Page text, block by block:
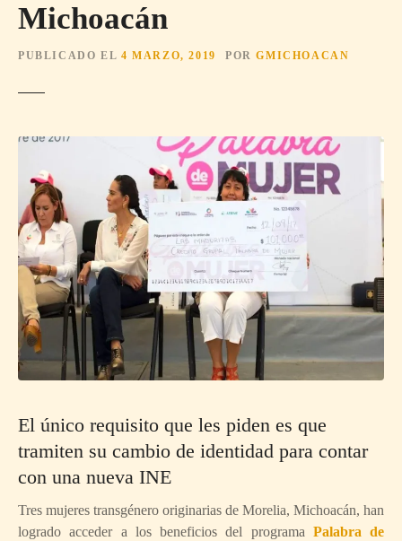
Michoacán
PUBLICADO EL 4 MARZO, 2019 POR GMICHOACAN
El único requisito que les piden es que
tramiten su cambio de identidad para contar
con una nueva INE
Tres mujeres transgénero originarias de Morelia, Michoacán, han
logrado acceder a los beneficios del programa Palabra de